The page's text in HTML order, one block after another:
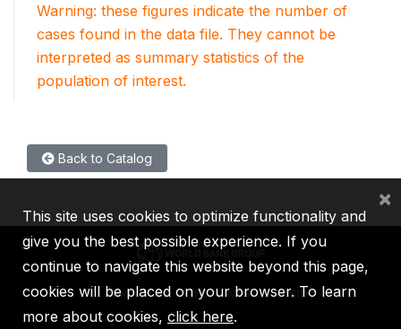
Warning: these figures indicate the number of
cases found in the data file. They cannot be
interpreted as summary statistics of the
population of interest.
Back to Catalog
IBRD IDA IFC MIGA ICSID
This site uses cookies to optimize functionality and
give you the best possible experience. If you
continue to navigate this website beyond this page,
cookies will be placed on your browser. To learn
more about cookies, click here.
×